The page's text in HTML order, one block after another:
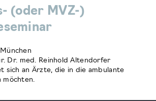
(oder MVZ-)
Dr. med. Reinhold Altendorfer
sich an Ärzte, die in die ambulante
möchten.